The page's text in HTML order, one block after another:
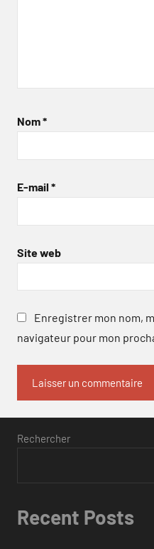
Nom*
E-mail *
Site web
Enregistrer mon nom,
navigateur pour mon
Rechercher
Recent Posts